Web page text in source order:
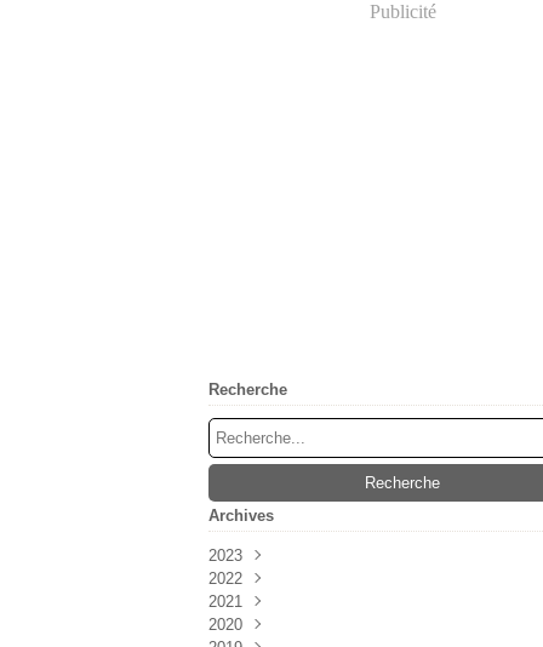
Publicité
Recherche
Archives
2023
Mai(1)
Février
2022
Mai(2)
Avril
2021
Juin
2020